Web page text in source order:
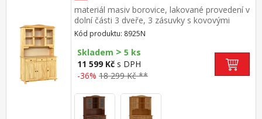
materiál masiv borovice, lakované provedení v
dolní části 3 dveře, 3 zásuvky s kovovými
pojezdy v horní části dvoje prosklené dveře
Kód produktu: 8925N
Skladem > 5 ks
11 599 Kč s DPH
-36% 18 299 Kč **